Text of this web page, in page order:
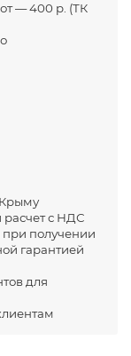
— 400 р. (ТК
с НДС
при получении
гарантией
для